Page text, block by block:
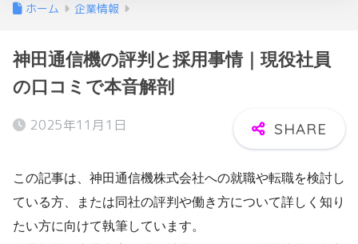
ホーム 企業情報
神田通信機の評判と採用事情｜現役社員
の口コミで本音解剖
2025年11月1日
この記事は、神田通信機株式会社への就職や転職を検討し
ている方、または同社の評判や働き方について詳しく知り
たい方に向けて執筆しています。